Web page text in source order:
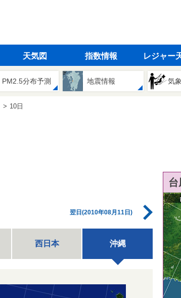
天気図 指数情報 レジャー
PM2.5分布予測 地震情報 気
10日
翌日(2010年08月11日)
西日本 沖縄